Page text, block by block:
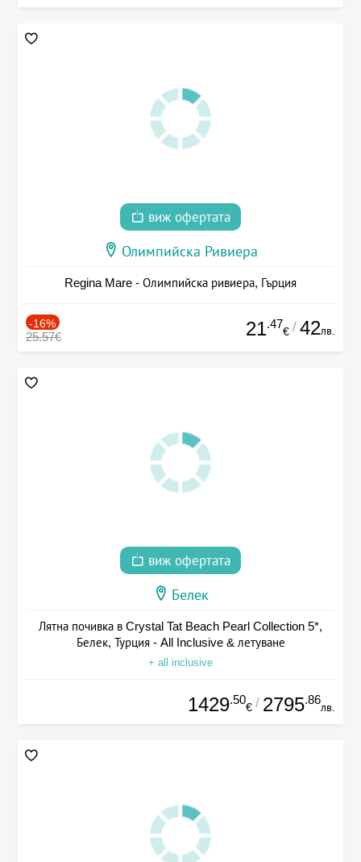
виж офертата
Олимпийска Ривиера
Regina Mare - Олимпийска ривиера, Гърция
-16%
25.57€ 21.47
€ / 42лв.
виж офертата
Белек
Лятна почивка в Crystal Tat Beach Pearl Collection 5*,
Белек, Турция - All Inclusive & летуване
+ all inclusive
1429.50
€ / 2795.86
лв.